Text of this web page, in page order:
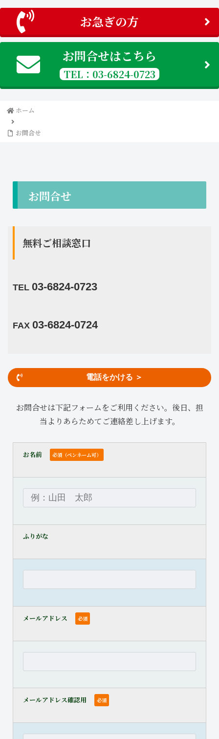
お急ぎの方
お問合せはこちら
TEL：03-6824-0723
ホーム
お問合せ
お問合せ
無料ご相談窓口
TEL 03-6824-0723
FAX 03-6824-0724
電話をかける ＞
お問合せは下記フォームをご利用ください。後日、担
当よりあらためてご連絡差し上げます。
お名前 必須（ペンネーム可）
ふりがな
メールアドレス 必須
メールアドレス確認用 必須